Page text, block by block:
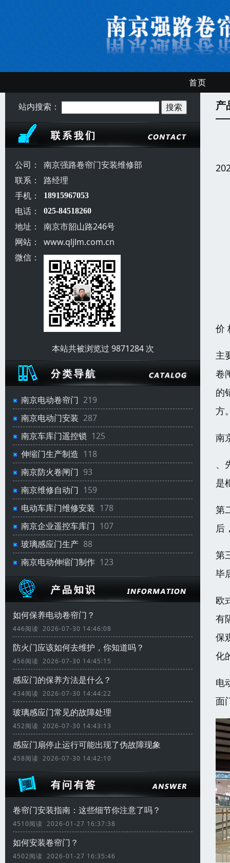
首页
站内搜索：
公司：
南京强路卷帘门安装维修部
联系：
路经理
手机：
18915967053
电话： 025-84518260
地址：
南京市韶山路246号
网站：
www.qljlm.com.cn
微信：
本站共被浏览过 9871284 次
南京电动卷帘门 219
南京电动门安装 287
南京车库门遥控锁 125
伸缩门生产制造 118
南京防火卷闸门 93
南京维修自动门 159
电动车库门维修安装 178
南京企业遥控车库门 107
玻璃感应门生产 88
南京电动伸缩门制作 123
如何保养电动卷帘门？
446阅读 2026-07-30 14:46:08
防火门应该如何去维护，你知道吗？
456阅读 2026-07-30 14:45:15
感应门的保养方法是什么？
434阅读 2026-07-30 14:44:22
玻璃感应门常见的故障处理
452阅读 2026-07-30 14:43:13
感应门扇停止运行可能出现了伪故障现象
458阅读 2026-07-30 14:42:10
卷帘门安装指南：这些细节你注意了吗？
4510阅读 2026-01-27 16:37:38
如何安装卷帘门？
4502阅读 2026-01-27 16:35:46
产
价
主
卷
的
方
南
、
是
第
后
第
毕
欧
有
保
化
电
面